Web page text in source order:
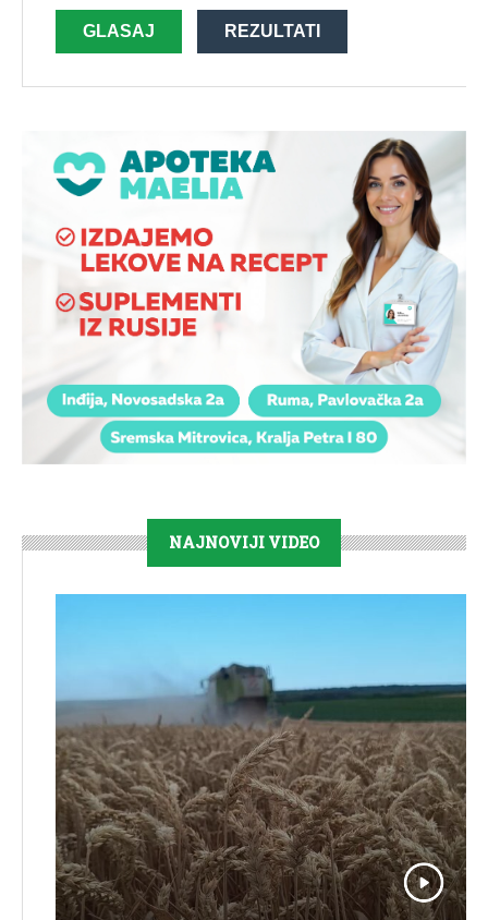
GLASAJ REZULTATI
NAJNOVIJI VIDEO